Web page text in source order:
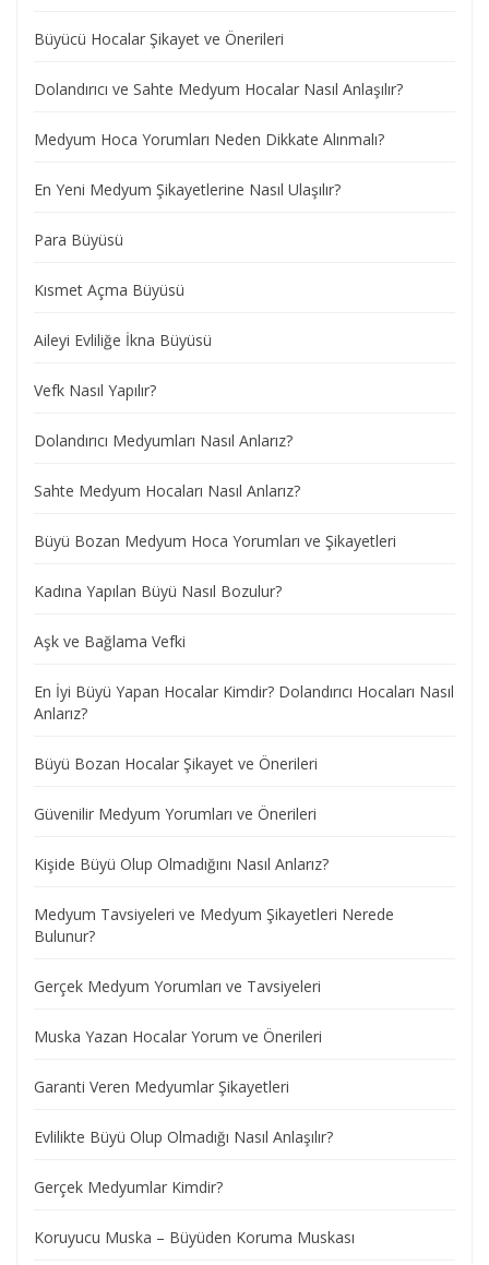
Büyücü Hocalar Şikayet ve Önerileri
Dolandırıcı ve Sahte Medyum Hocalar Nasıl Anlaşılır?
Medyum Hoca Yorumları Neden Dikkate Alınmalı?
En Yeni Medyum Şikayetlerine Nasıl Ulaşılır?
Para Büyüsü
Kısmet Açma Büyüsü
Aileyi Evliliğe İkna Büyüsü
Vefk Nasıl Yapılır?
Dolandırıcı Medyumları Nasıl Anlarız?
Sahte Medyum Hocaları Nasıl Anlarız?
Büyü Bozan Medyum Hoca Yorumları ve Şikayetleri
Kadına Yapılan Büyü Nasıl Bozulur?
Aşk ve Bağlama Vefki
En İyi Büyü Yapan Hocalar Kimdir? Dolandırıcı Hocaları Nasıl
Anlarız?
Büyü Bozan Hocalar Şikayet ve Önerileri
Güvenilir Medyum Yorumları ve Önerileri
Kişide Büyü Olup Olmadığını Nasıl Anlarız?
Medyum Tavsiyeleri ve Medyum Şikayetleri Nerede
Bulunur?
Gerçek Medyum Yorumları ve Tavsiyeleri
Muska Yazan Hocalar Yorum ve Önerileri
Garanti Veren Medyumlar Şikayetleri
Evlilikte Büyü Olup Olmadığı Nasıl Anlaşılır?
Gerçek Medyumlar Kimdir?
Koruyucu Muska – Büyüden Koruma Muskası